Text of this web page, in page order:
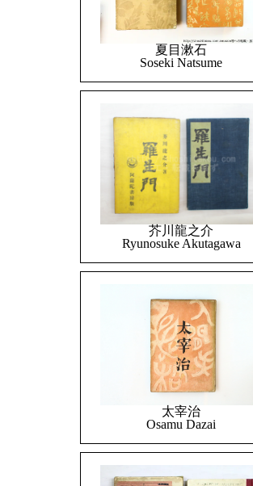
夏目漱石
Soseki Natsume
芥川龍之介
Ryunosuke Akutagawa
太宰治
Osamu Dazai